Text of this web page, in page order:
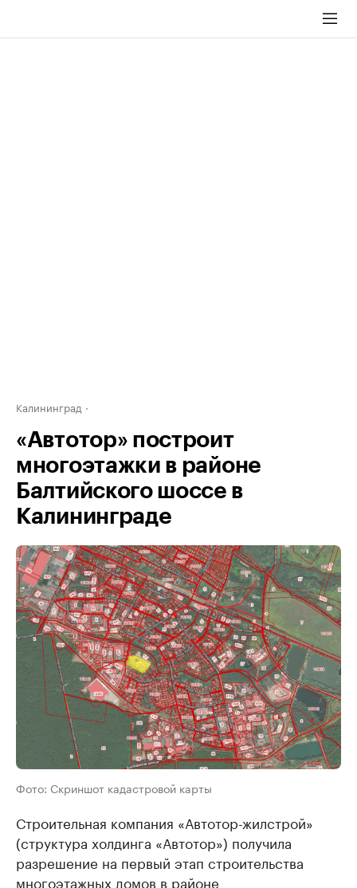
Калининград
«Автотор» построит
многоэтажки в районе
Балтийского шоссе в
Калининграде
Фото: Скриншот кадастровой карты
Строительная компания «Автотор-жилстрой»
(структура холдинга «Автотор») получила
разрешение на первый этап строительства
многоэтажных домов в районе